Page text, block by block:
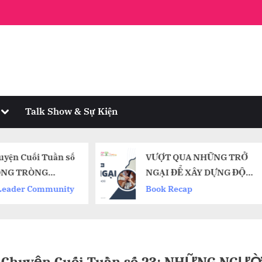
Toggle
menu
Talk Show & Sự Kiện
VƯỢT QUA NHỮNG TRỞ
NGẠI ĐỂ XÂY DỰNG ĐỘI
NHÓM
Book Recap
Recap Sách:
thông minh